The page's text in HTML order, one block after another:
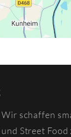
Wir schaffen
und Street